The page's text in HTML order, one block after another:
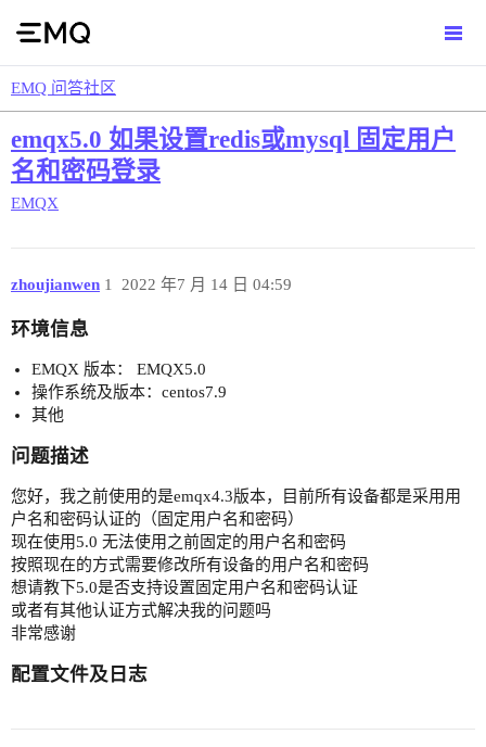
EMQ 问答社区
emqx5.0 如果设置redis或mysql 固定用户
名和密码登录
EMQX
zhoujianwen 2022 年7 月 14 日 04:59
1
环境信息
EMQX 版本： EMQX5.0
操作系统及版本：centos7.9
其他
问题描述
您好，我之前使用的是emqx4.3版本，目前所有设备都是采用用
户名和密码认证的（固定用户名和密码）
现在使用5.0 无法使用之前固定的用户名和密码
按照现在的方式需要修改所有设备的用户名和密码
想请教下5.0是否支持设置固定用户名和密码认证
或者有其他认证方式解决我的问题吗
非常感谢
配置文件及日志